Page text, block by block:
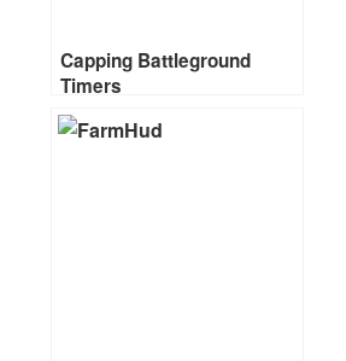
Capping Battleground
Timers